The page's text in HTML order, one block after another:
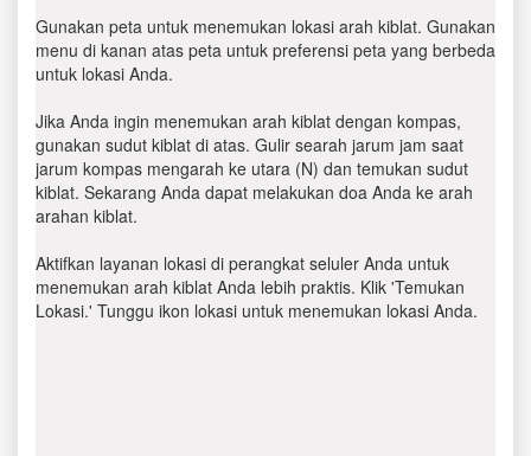
Gunakan peta untuk menemukan lokasi arah kiblat. Gunakan
menu di kanan atas peta untuk preferensi peta yang berbeda
untuk lokasi Anda.
Jika Anda ingin menemukan arah kiblat dengan kompas,
gunakan sudut kiblat di atas. Gulir searah jarum jam saat
jarum kompas mengarah ke utara (N) dan temukan sudut
kiblat. Sekarang Anda dapat melakukan doa Anda ke arah
arahan kiblat.
Aktifkan layanan lokasi di perangkat seluler Anda untuk
menemukan arah kiblat Anda lebih praktis. Klik 'Temukan
Lokasi.' Tunggu ikon lokasi untuk menemukan lokasi Anda.